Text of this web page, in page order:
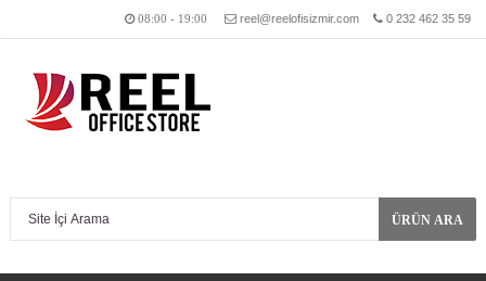
08:00 - 19:00 reel@reelofisizmir.com 0 232 462 35 59
ÜRÜN ARA